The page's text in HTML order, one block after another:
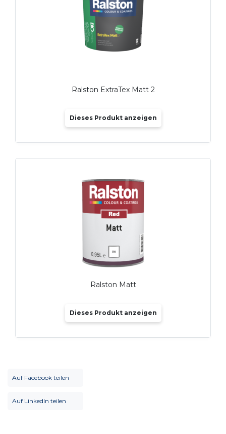
Ralston ExtraTex Matt 2
Dieses Produkt anzeigen
Ralston Matt
Dieses Produkt anzeigen
Auf Facebook teilen
Auf LinkedIn teilen